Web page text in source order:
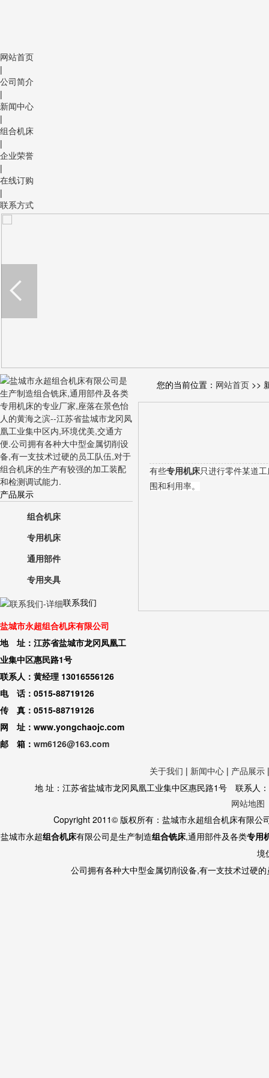
网站首页
|
公司简介
|
新闻中心
|
组合机床
|
企业荣誉
|
在线订购
|
联系方式
产品展示
组合机床
专用机床
通用部件
专用夹具
联系我们
盐城市永超组合机床有限公司
地 址：江苏省盐城市龙冈凤凰工
业集中区惠民路1号
联系人：黄经理 13016556126
电 话：0515-88719126
传 真：0515-88719126
网 址：www.yongchaojc.com
邮 箱： wm6126@163.com
您的当前位置： 网站首页 >>
有些专用机床只进行零件某道
围和利用率。
关于我们 | 新闻中心 | 产品展示
地 址：江苏省盐城市龙冈凤凰工业集中区惠民路1号 联系
网站地图
Copyright 2011© 版权所有：盐城市永超组合机床有限
盐城市永超组合机床有限公司是生产制造组合铣床,通用部件及各类专用
境
公司拥有各种大中型金属切削设备,有一支技术过硬